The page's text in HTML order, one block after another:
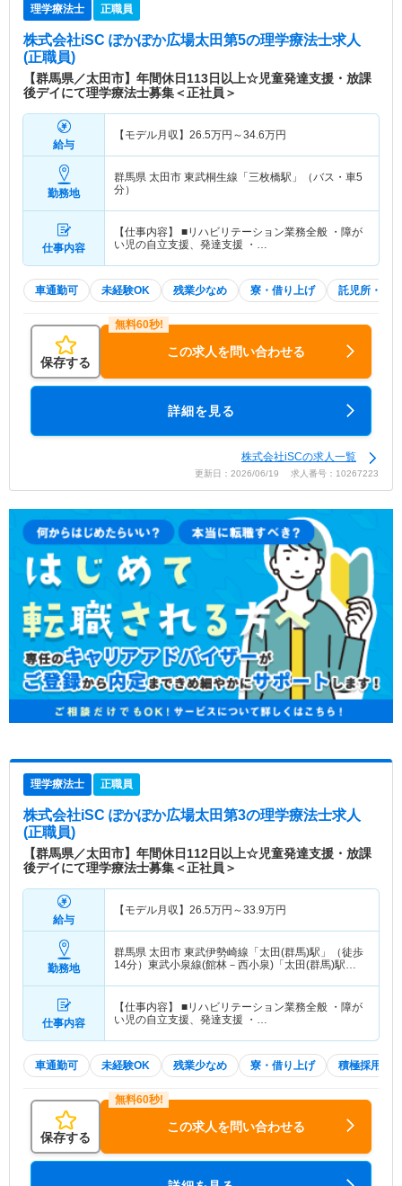
理学療法士 正職員
株式会社iSC ぽかぽか広場太田第5の理学療法士求人
(正職員)
【群馬県／太田市】年間休日113日以上☆児童発達支援・放課
後デイにて理学療法士募集＜正社員＞
給与
【モデル月収】 26.5万円～34.6万円
勤務地
群馬県 太田市 東武桐生線「三枚橋駅」（バス・車5
分）
仕事内容
【仕事内容】 ■リハビリテーション業務全般 ・障が
い児の自立支援、発達支援 ・…
車通勤可 未経験OK 残業少なめ 寮・借り上げ 託児所・育
保存する
この求人を問い合わせる
詳細を見る
株式会社iSCの求人一覧
更新日：2026/06/19 求人番号：10267223
理学療法士 正職員
株式会社iSC ぽかぽか広場太田第3の理学療法士求人
(正職員)
【群馬県／太田市】年間休日112日以上☆児童発達支援・放課
後デイにて理学療法士募集＜正社員＞
給与
【モデル月収】 26.5万円～33.9万円
勤務地
群馬県 太田市 東武伊勢崎線「太田(群馬)駅」（徒歩
14分）東武小泉線(館林－西小泉)「太田(群馬)駅」
仕事内容
【仕事内容】 ■リハビリテーション業務全般 ・障が
い児の自立支援、発達支援 ・…
車通勤可 未経験OK 残業少なめ 寮・借り上げ 積極採用中
保存する
この求人を問い合わせる